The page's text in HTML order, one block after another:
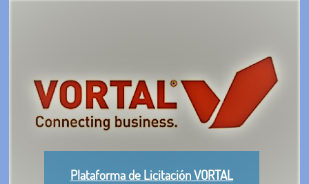
Plataforma de Licitación VORTAL